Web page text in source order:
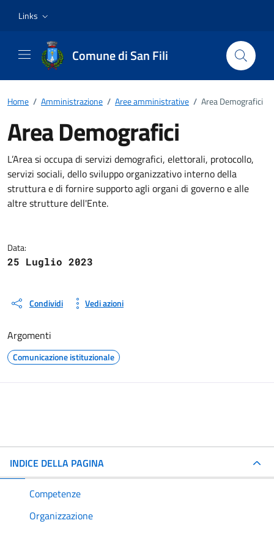
Links
Comune di San Fili
Home / Amministrazione / Aree amministrative / Area Demografici
Area Demografici
Dettagli della notizia
L’Area si occupa di servizi demografici, elettorali, protocollo,
servizi sociali, dello sviluppo organizzativo interno della
struttura e di fornire supporto agli organi di governo e alle
altre strutture dell'Ente.
Data:
25 Luglio 2023
Condividi Vedi azioni
Argomenti
Comunicazione istituzionale
INDICE DELLA PAGINA
Competenze
Organizzazione